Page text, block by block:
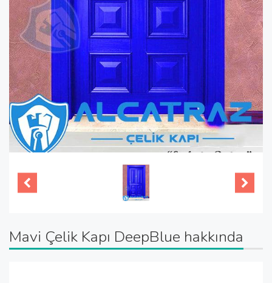
Mavi Çelik Kapı DeepBlue hakkında